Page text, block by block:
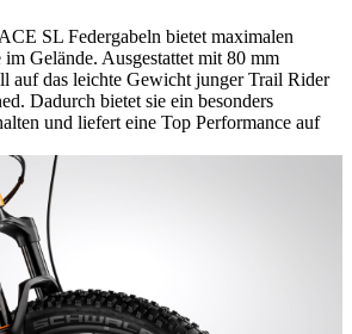
SL Federgabeln bietet maximalen
Gelände. Ausgestattet mit 80 mm
auf das leichte Gewicht junger Trail Rider
Dadurch bietet sie ein besonders
und liefert eine Top Performance auf